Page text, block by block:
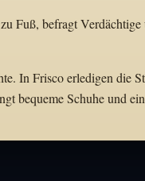
Fuß, befragt
In Frisco erledigen die
bequeme Schuhe und